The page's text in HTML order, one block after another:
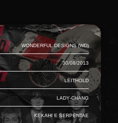
Wonderful Designs (WD)
30/08/2013
Leithold
Lady-Chang
Kekahi e Serpentae